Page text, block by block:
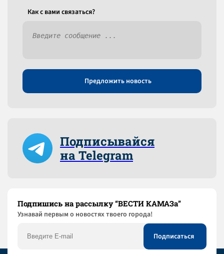
Как c вами связаться?
Предложить новость
Подписывайся
на Telegram
Подпишись на рассылку “ВЕСТИ КАМАЗа”
Узнaвай первым о новостях твоего города!